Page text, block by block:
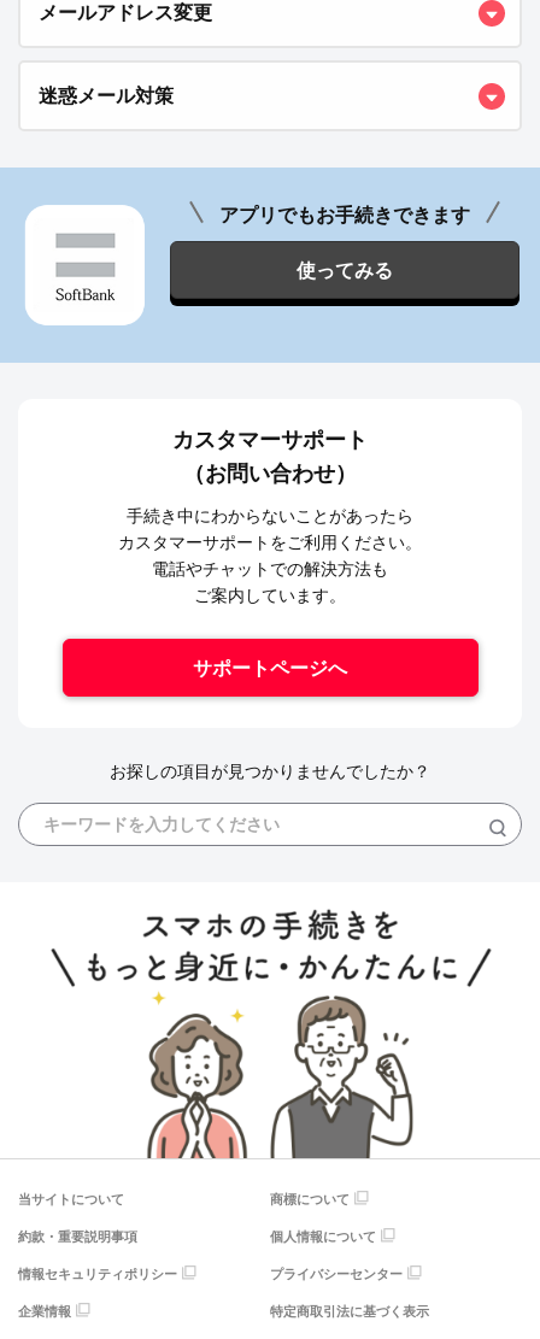
メールアドレス変更
迷惑メール対策
アプリでもお手続きできます
使ってみる
カスタマーサポート
（お問い合わせ）
手続き中にわからないことがあったら
カスタマーサポートをご利用ください。
電話やチャットでの解決方法も
ご案内しています。
サポートページへ
お探しの項目が見つかりませんでしたか？
当サイトについて 商標について
約款・重要説明事項 個人情報について
情報セキュリティポリシー プライバシーセンター
企業情報 特定商取引法に基づく表示